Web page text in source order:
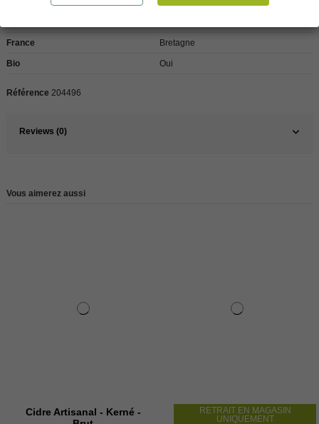
France Bretagne
Bio Oui
Référence 204496
Reviews (0)
Vous aimerez aussi
Cidre Artisanal - Kerné -
RETRAIT EN MAGASIN
UNIQUEMENT